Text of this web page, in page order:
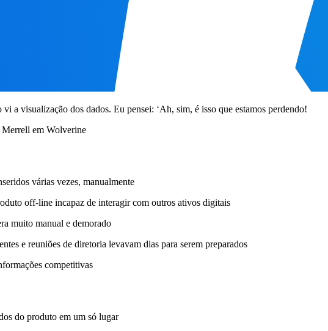
vi a visualização dos dados. Eu pensei: ‘Ah, sim, é isso que estamos perdendo!
em Wolverine
várias vezes, manualmente
off-line incapaz de interagir com outros ativos digitais
muito manual e demorado
e reuniões de diretoria levavam dias para serem preparados
competitivas
do produto em um só lugar